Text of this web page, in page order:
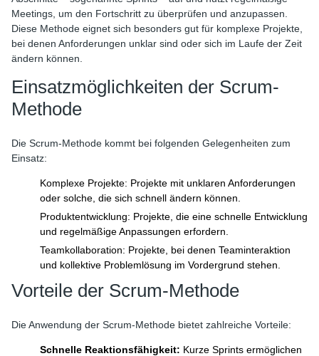
Meetings, um den Fortschritt zu überprüfen und anzupassen.
Diese Methode eignet sich besonders gut für komplexe Projekte,
bei denen Anforderungen unklar sind oder sich im Laufe der Zeit
ändern können.
Einsatzmöglichkeiten der Scrum-
Methode
Die Scrum-Methode kommt bei folgenden Gelegenheiten zum
Einsatz:
Komplexe Projekte: Projekte mit unklaren Anforderungen
oder solche, die sich schnell ändern können.
Produktentwicklung: Projekte, die eine schnelle Entwicklung
und regelmäßige Anpassungen erfordern.
Teamkollaboration: Projekte, bei denen Teaminteraktion
und kollektive Problemlösung im Vordergrund stehen.
Vorteile der Scrum-Methode
Die Anwendung der Scrum-Methode bietet zahlreiche Vorteile:
Schnelle Reaktionsfähigkeit: Kurze Sprints ermöglichen